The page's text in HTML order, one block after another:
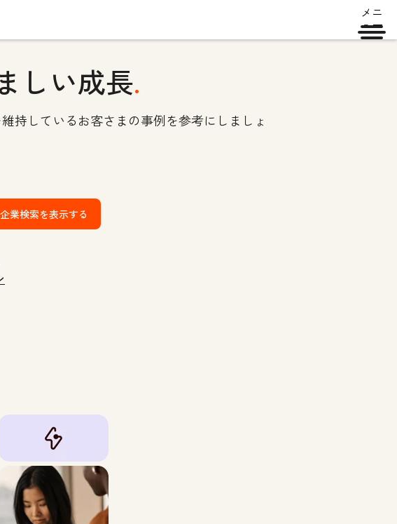
メニ
ュー
しい成長.
持しているお客さまの事例を参考にしましょ
企業検索を表示する